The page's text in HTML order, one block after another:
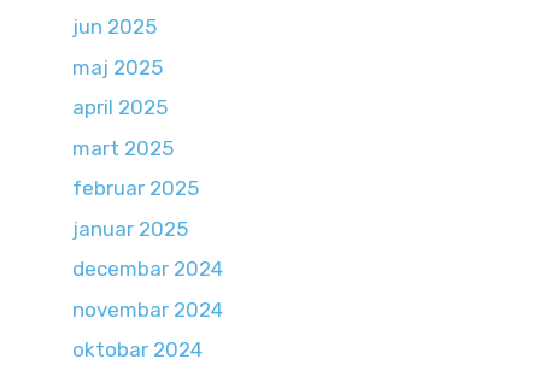
jun 2025
maj 2025
april 2025
mart 2025
februar 2025
januar 2025
decembar 2024
novembar 2024
oktobar 2024